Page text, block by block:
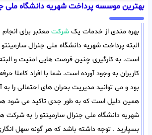
بهترین موسسه پرداخت شهریه دانشگاه ملی
بهره مندی از خدمات یک شرکت معتبر برای
البته پرداخت شهریه دانشگاه ملی جنرال سارمینتو
است. به کارگیری چنین فرصت هایی امنیت و
کاربران به وجود آورده است. شما با افراد کاملا
بود و می توانید مدیریت بحران های احتمالی را به
همین دلیل است که به طور جدی تاکید می شود
شهریه دانشگاه ملی جنرال سارمینتو را به شرکت
بسپارید . توجه داشته باشد که هر گونه سهل